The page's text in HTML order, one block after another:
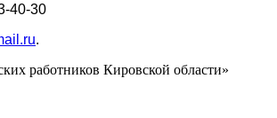
40-30
.
работников Кировской области»